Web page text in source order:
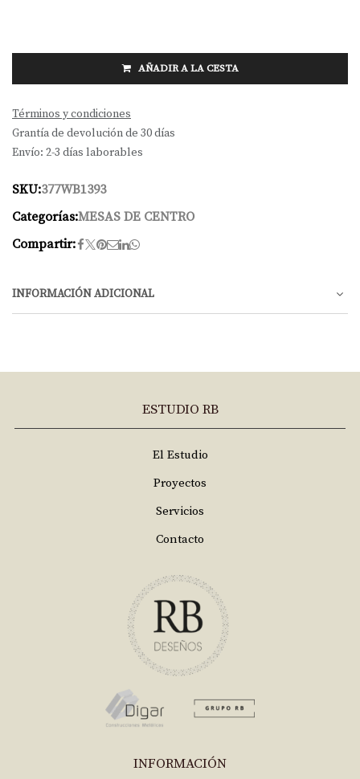
AÑADIR A LA CESTA
Términos y condiciones
Grantía de devolución de 30 días
Envío: 2-3 días laborables
SKU:377WB1393
Categorías:MESAS DE CENTRO
Compartir:
INFORMACIÓN ADICIONAL
ESTUDIO RB
El Estudio
Proyectos
Servicios
Contacto
INFORMACIÓN